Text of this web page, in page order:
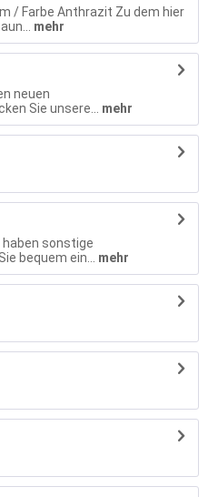
/ Farbe Anthrazit Zu dem hier
mehr
neuen
Sie unsere...
mehr
sonstige
bequem ein...
mehr